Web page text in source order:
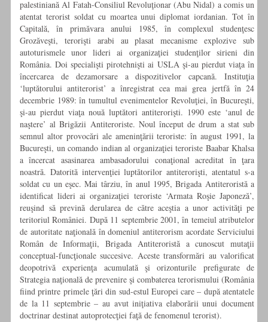
palestiniană Al Fatah-Consiliul Revoluţionar (Abu Nidal) a comis un
atentat terorist soldat cu moartea unui diplomat iordanian. Tot în
Capitală, în primăvara anului 1985, în complexul studenţesc
Grozăveşti, terorişti arabi au plasat mecanisme explozive sub
autoturismele unor lideri ai organizaţiei studenţilor sirieni din
România. Doi specialişti pirotehnişti ai USLA şi-au pierdut viaţa în
încercarea de dezamorsare a dispozitivelor capcană. Instituţia
‘luptătorului antiterorist’ a înregistrat cea mai grea jertfă în 24
decembrie 1989: în tumultul evenimentelor Revoluţiei, în Bucureşti,
şi-au pierdut viaţa nouă luptători antiterorişti. 1990 este ‘anul de
naştere’ al Brigăzii Antiteroriste. Noul început de drum a stat sub
semnul altor provocări ale ameninţării teroriste: în august 1991, la
Bucureşti, un comando indian al organizaţiei teroriste Baabar Khalsa
a încercat asasinarea ambasadorului conaţional acreditat în ţara
noastră. Datorită intervenţiei luptătorilor antiterorişti, atentatul s-a
soldat cu un eşec. Mai târziu, în anul 1995, Brigada Antiteroristă a
identificat lideri ai organizaţiei teroriste ‘Armata Roşie Japoneză’,
reuşind să prevină derularea de către aceştia a unor activităţi pe
teritoriul României. După 11 septembrie 2001, în temeiul atributelor
de autoritate naţională în domeniul antiterorism acordate Serviciului
Român de Informaţii, Brigada Antiteroristă a cunoscut mutaţii
conceptual-funcţionale succesive. Aceste transformări au valorificat
deopotrivă experienţa acumulată şi orizonturile prefigurate de
Strategia naţională de prevenire şi combaterea terorismului (România
fiind printre primele ţări din sud-estul Europei care – după atentatele
de la 11 septembrie – au avut iniţiativa elaborării unui document
doctrinar destinat autoprotecţiei faţă de fenomenul terorist).